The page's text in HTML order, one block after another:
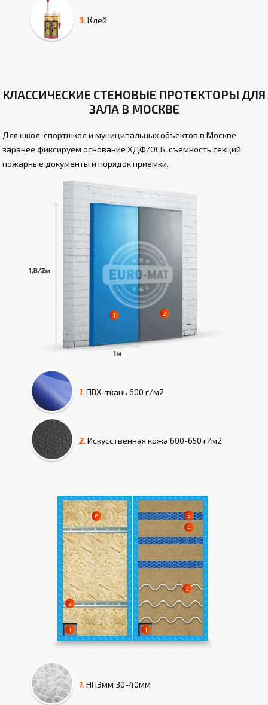
3. Клей
КЛАССИЧЕСКИЕ СТЕНОВЫЕ ПРОТЕКТОРЫ ДЛЯ
ЗАЛА В МОСКВЕ
Для школ, спортшкол и муниципальных объектов в Москве
заранее фиксируем основание ХДФ/ОСБ, съемность секций,
пожарные документы и порядок приемки.
1. ПВХ-ткань 600 г/м2
2. Искусcтвенная кожа 600-650 г/м2
1. НПЭмм 30-40мм